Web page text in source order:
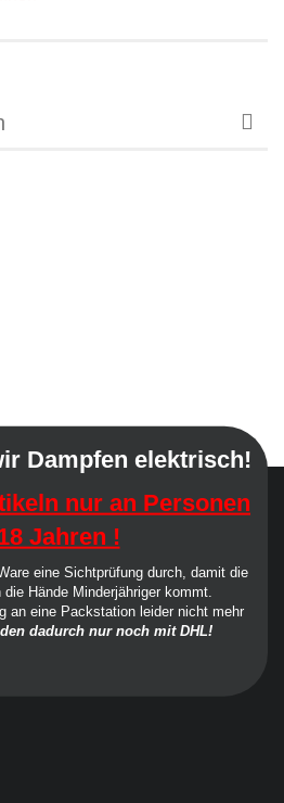
Dampfen elektrisch!
nur an Personen
Jahren !
eine Sichtprüfung durch, damit die
Hände Minderjähriger kommt.
an eine Packstation leider nicht mehr
dadurch nur noch mit DHL!